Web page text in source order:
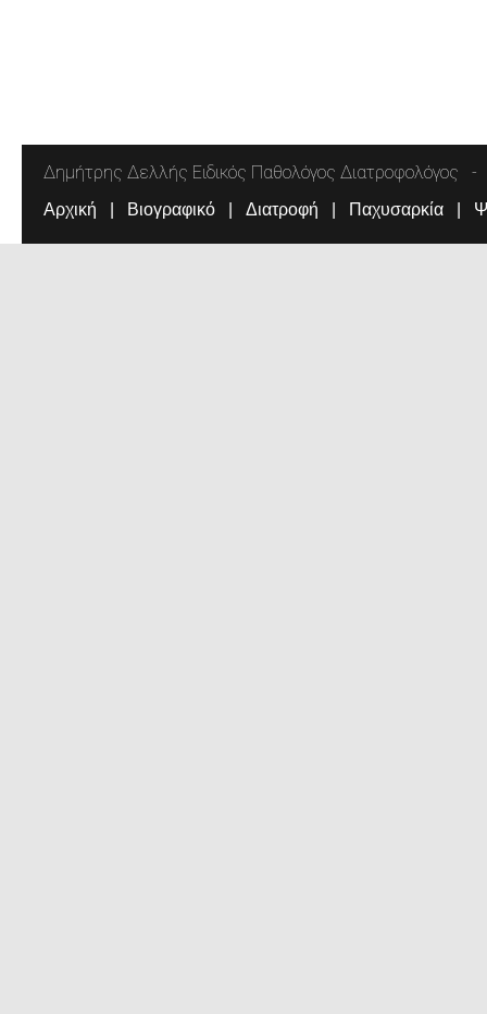
Δημήτρης Δελλής Ειδικός Παθολόγος Διατροφολόγος
Αρχική Βιογραφικό Διατροφή Παχυσαρκία